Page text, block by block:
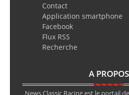
Contact
Application smartphone
Facebook
Flux RSS
Recherche
A PROPOS
News Classic Racing est le portail